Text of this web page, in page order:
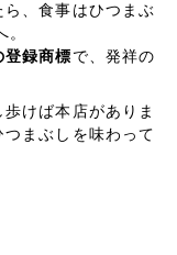
、食事はひつまぶ
。
登録商標で、発祥の
けば本店がありま
まぶしを味わって